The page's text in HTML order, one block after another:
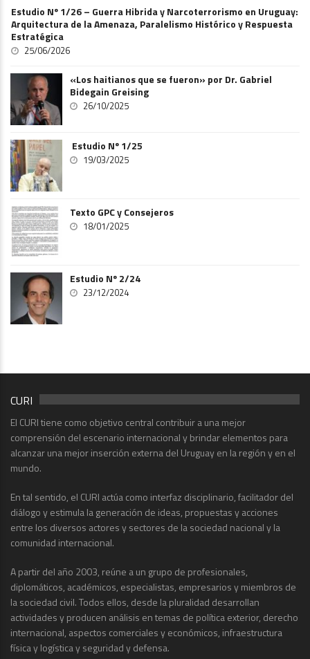
Estudio Nº 1/26 – Guerra Hibrida y Narcoterrorismo en Uruguay:
Arquitectura de la Amenaza, Paralelismo Histórico y Respuesta
Estratégica
25/06/2026
«Los haitianos que se fueron» por Dr. Gabriel
Bidegain Greising
26/10/2025
Estudio Nº 1/25
19/03/2025
Texto GPC y Consejeros
18/01/2025
Estudio Nº 2/24
23/12/2024
CURI
El CURI tiene como objetivo central contribuir a una mejor
comprensión del escenario internacional y brindar elementos para
alcanzar una mejor inserción externa del Uruguay en la región y en el
mundo.
En tal sentido, el CURI actúa como interfaz disciplinario, facilitador del
diálogo y estimula la generación de ideas, propuestas y acciones
entre los diversos actores y sectores de la sociedad nacional y la
comunidad internacional.
A partir del año 2003, reúne a un grupo de profesionales,
diplomáticos, académicos, especialistas, empresarios y miembros de
la sociedad civil. Todos ellos, desde la pluralidad desarrollan
actividades y producen análisis en temas de política exterior, derecho
internacional, aspectos comerciales y económicos, infraestructura
física y logística y seguridad y defensa.